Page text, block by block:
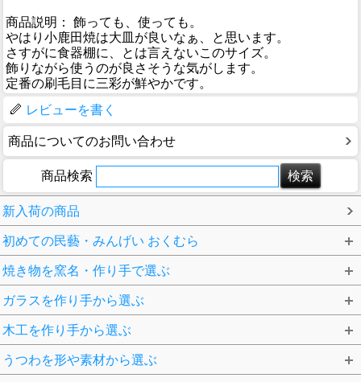
商品説明： 飾っても、使っても。
やはり小鹿田焼は大皿が良いなぁ、と思います。
さすがに食器棚に、とは言えないこのサイズ。
飾りながら使うのが良さそうな気がします。
定番の刷毛目に三彩が鮮やかです。
レビューを書く
商品についてのお問い合わせ
商品検索
新入荷の商品
初めての民藝・みんげい おくむら
焼き物を窯名・作り手で選ぶ
ガラスを作り手から選ぶ
木工を作り手から選ぶ
うつわを形や素材から選ぶ